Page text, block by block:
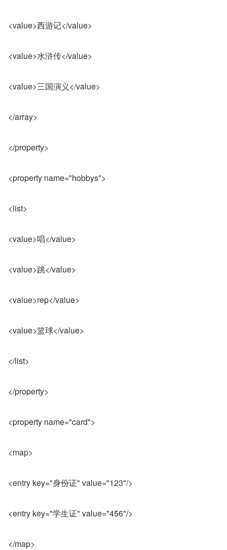
<value>西游记</value>
<value>水浒传</value>
<value>三国演义</value>
</array>
</property>
<property name="hobbys">
<list>
<value>唱</value>
<value>跳</value>
<value>rep</value>
<value>篮球</value>
</list>
</property>
<property name="card">
<map>
<entry key="身份证" value="123"/>
<entry key="学生证" value="456"/>
</map>